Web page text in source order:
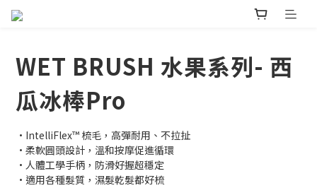
WET BRUSH 水果系列- 西
瓜冰棒Pro
•IntelliFlex™ 梳毛，高彈耐用、不拉扯
•柔軟圓頭設計，溫和按摩促進循環
•人體工學手柄，防滑好握超穩定
•適用各種髮質，濕髮乾髮都好梳